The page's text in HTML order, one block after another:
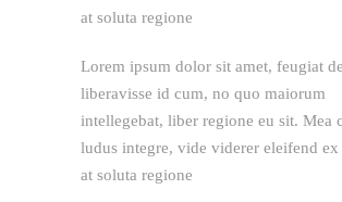
at soluta regione
Lorem ipsum dolor sit amet, feugiat
liberavisse id cum, no quo maiorum
intellegebat, liber regione eu sit. Mea
ludus integre, vide viderer eleifend ex
at soluta regione